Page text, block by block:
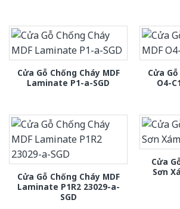
Cửa Gỗ Chống Cháy MDF
Laminate P1-a-SGD
Cửa
O4-
Cửa Gỗ Chống Cháy MDF
Laminate P1R2 23029-a-
SGD
Cửa
Sơn